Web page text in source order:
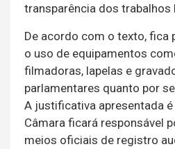
transparência dos trabalhos
De acordo com o texto, fica
o uso de equipamentos
filmadoras, lapelas e
parlamentares quanto por
A justificativa apresentada é
Câmara ficará responsável
meios oficiais de registro